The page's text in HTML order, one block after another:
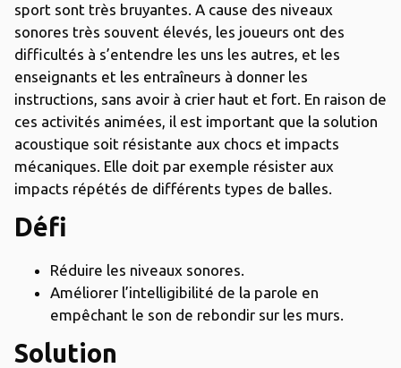
sport sont très bruyantes. A cause des niveaux
sonores très souvent élevés, les joueurs ont des
difficultés à s’entendre les uns les autres, et les
enseignants et les entraîneurs à donner les
instructions, sans avoir à crier haut et fort. En raison de
ces activités animées, il est important que la solution
acoustique soit résistante aux chocs et impacts
mécaniques. Elle doit par exemple résister aux
impacts répétés de différents types de balles.
Défi
Réduire les niveaux sonores.
Améliorer l’intelligibilité de la parole en
empêchant le son de rebondir sur les murs.
Solution